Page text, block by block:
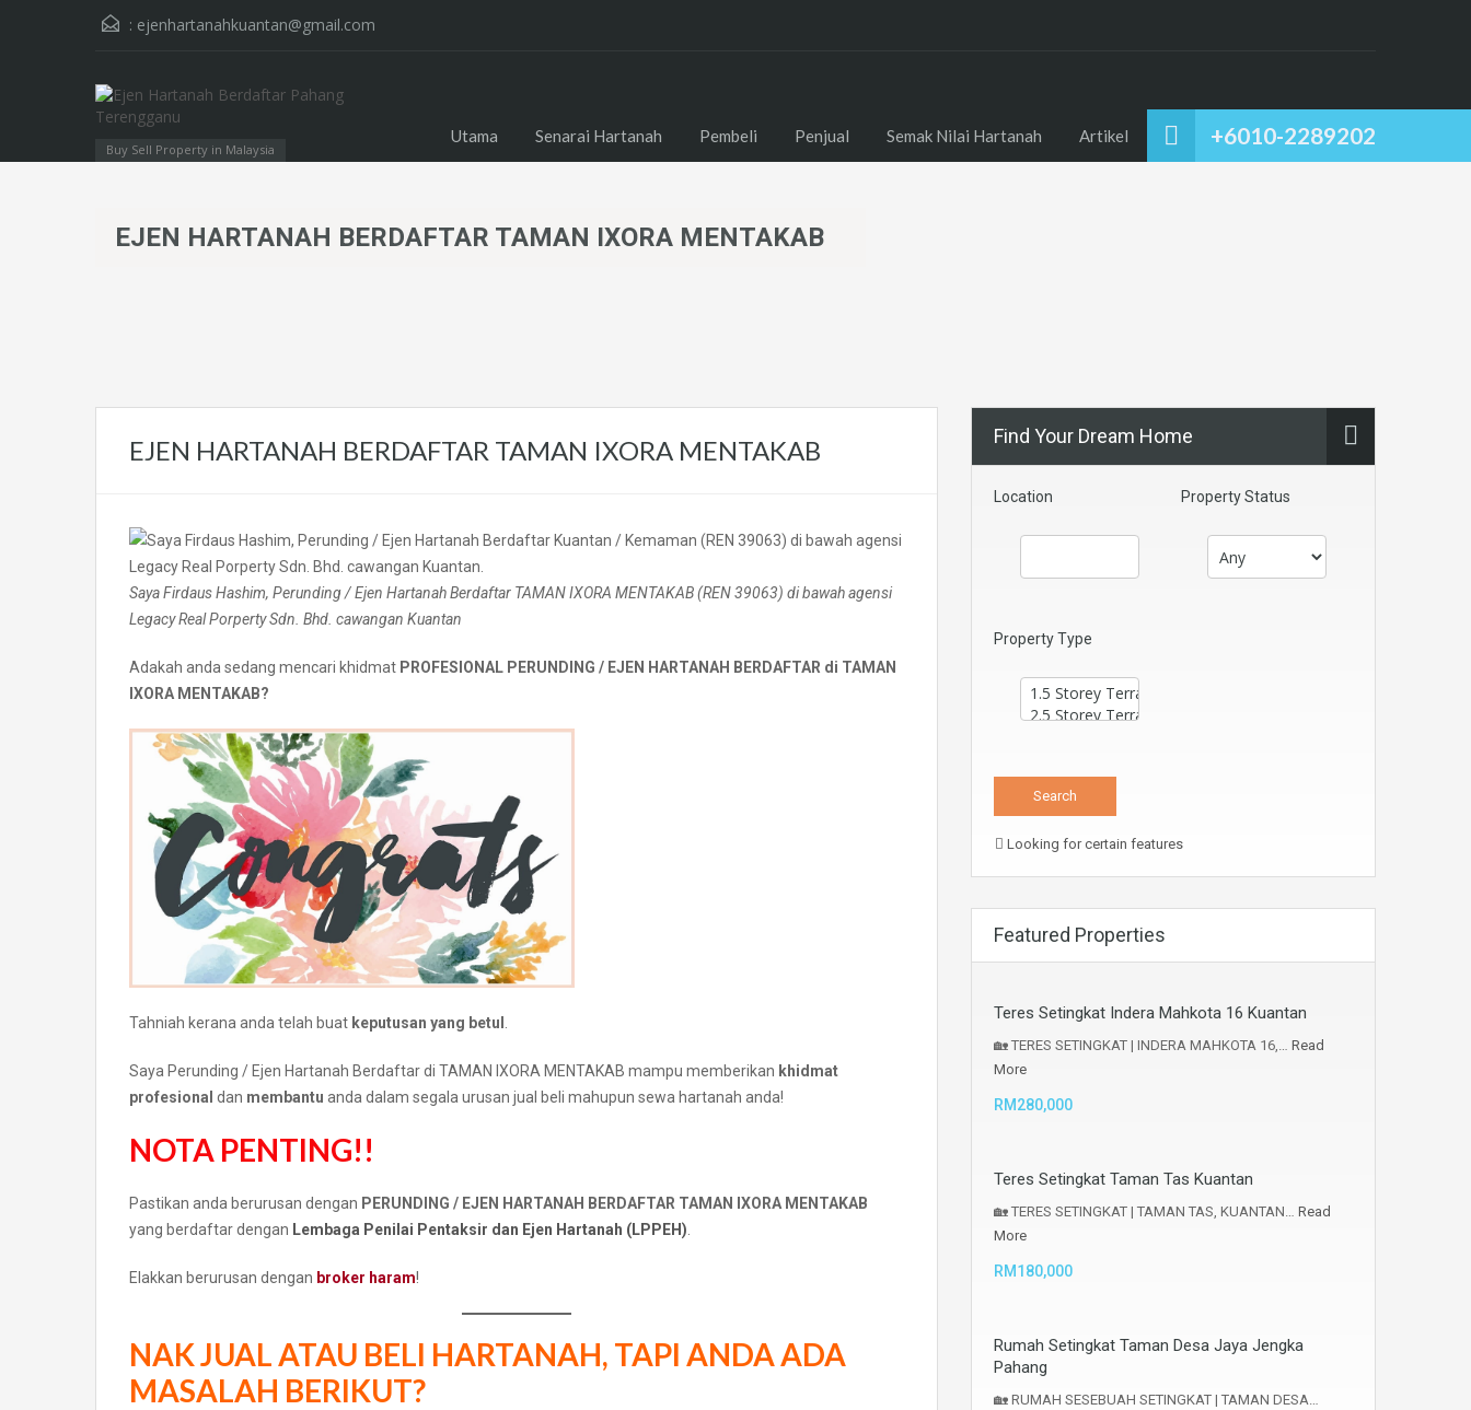
: ejenhartanahkuantan@gmail.com
Buy Sell Property in Malaysia
+6010-2289202
Utama Senarai Hartanah Pembeli Penjual Semak Nilai Hartanah Artikel
EJEN HARTANAH BERDAFTAR TAMAN IXORA MENTAKAB
EJEN HARTANAH BERDAFTAR TAMAN IXORA MENTAKAB
Saya Firdaus Hashim, Perunding / Ejen Hartanah Berdaftar TAMAN IXORA MENTAKAB(REN 39063) di bawah agensi
Legacy Real Porperty Sdn. Bhd. cawangan Kuantan
Adakah anda sedang mencari khidmat PROFESIONAL PERUNDING / EJEN HARTANAH BERDAFTAR di TAMAN
IXORA MENTAKAB?
Tahniah kerana anda telah buat keputusan yang betul
Saya Perunding / Ejen Hartanah Berdaftar di TAMAN IXORA MENTAKAB mampu memberikan khidmat
profesional dan membantu anda dalam segala urusan jual beli mahupun sewa hartanah anda!
NOTA PENTING!!
Pastikan anda berurusan dengan PERUNDING / EJEN HARTANAH BERDAFTAR TAMAN IXORA MENTAKAB
yang berdaftar dengan Lembaga Penilai Pentaksir dan Ejen Hartanah (LPPEH)
Elakkan berurusan dengan broker haram!
NAK JUAL ATAU BELI HARTANAH, TAPI ANDA ADA
MASALAH BERIKUT?
Find Your Dream Home
Location Property Status
Property Type
Looking for certain features
Featured Properties
Teres Setingkat Indera Mahkota 16 Kuantan
🏡 TERES SETINGKAT | INDERA MAHKOTA 16,… Read
More
RM280,000
Teres Setingkat Taman Tas Kuantan
🏡 TERES SETINGKAT | TAMAN TAS, KUANTAN… Read
More
RM180,000
Rumah Setingkat Taman Desa Jaya Jengka
Pahang
🏡 RUMAH SESEBUAH SETINGKAT | TAMAN DESA…